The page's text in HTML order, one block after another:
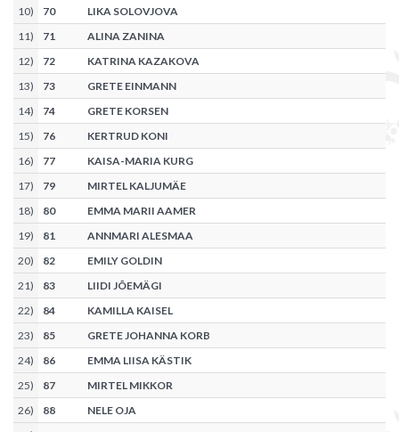
10) 70
LIKA SOLOVJOVA
11) 71
ALINA ZANINA
12) 72
KATRINA KAZAKOVA
13) 73
GRETE EINMANN
14) 74
GRETE KORSEN
15) 76
KERTRUD KONI
16) 77
KAISA-MARIA KURG
17) 79
MIRTEL KALJUMÄE
18) 80
EMMA MARII AAMER
19) 81
ANNMARI ALESMAA
20) 82
EMILY GOLDIN
21) 83
LIIDI JÕEMÄGI
22) 84
KAMILLA KAISEL
23) 85
GRETE JOHANNA KORB
24) 86
EMMA LIISA KÄSTIK
25) 87
MIRTEL MIKKOR
26) 88
NELE OJA